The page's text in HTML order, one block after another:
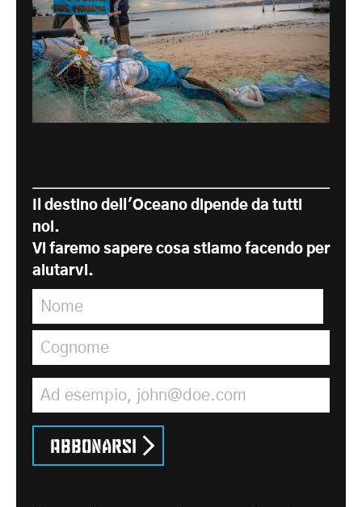
Il destino dell'Oceano dipende da tutti
noi.
Vi faremo sapere cosa stiamo facendo per
aiutarvi.
Nome
Cognome
Indirizzo e-mail *
Abbonarsi